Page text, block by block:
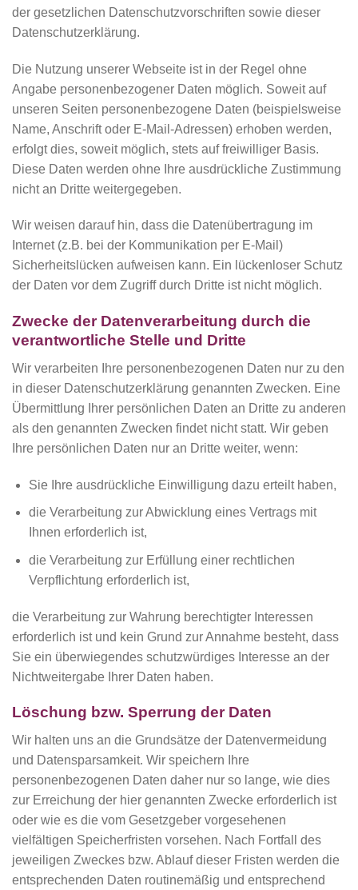
der gesetzlichen Datenschutzvorschriften sowie dieser
Datenschutzerklärung.
Die Nutzung unserer Webseite ist in der Regel ohne
Angabe personenbezogener Daten möglich. Soweit auf
unseren Seiten personenbezogene Daten (beispielsweise
Name, Anschrift oder E-Mail-Adressen) erhoben werden,
erfolgt dies, soweit möglich, stets auf freiwilliger Basis.
Diese Daten werden ohne Ihre ausdrückliche Zustimmung
nicht an Dritte weitergegeben.
Wir weisen darauf hin, dass die Datenübertragung im
Internet (z.B. bei der Kommunikation per E-Mail)
Sicherheitslücken aufweisen kann. Ein lückenloser Schutz
der Daten vor dem Zugriff durch Dritte ist nicht möglich.
Zwecke der Datenverarbeitung durch die
verantwortliche Stelle und Dritte
Wir verarbeiten Ihre personenbezogenen Daten nur zu den
in dieser Datenschutzerklärung genannten Zwecken. Eine
Übermittlung Ihrer persönlichen Daten an Dritte zu anderen
als den genannten Zwecken findet nicht statt. Wir geben
Ihre persönlichen Daten nur an Dritte weiter, wenn:
Sie Ihre ausdrückliche Einwilligung dazu erteilt haben,
die Verarbeitung zur Abwicklung eines Vertrags mit
Ihnen erforderlich ist,
die Verarbeitung zur Erfüllung einer rechtlichen
Verpflichtung erforderlich ist,
die Verarbeitung zur Wahrung berechtigter Interessen
erforderlich ist und kein Grund zur Annahme besteht, dass
Sie ein überwiegendes schutzwürdiges Interesse an der
Nichtweitergabe Ihrer Daten haben.
Löschung bzw. Sperrung der Daten
Wir halten uns an die Grundsätze der Datenvermeidung
und Datensparsamkeit. Wir speichern Ihre
personenbezogenen Daten daher nur so lange, wie dies
zur Erreichung der hier genannten Zwecke erforderlich ist
oder wie es die vom Gesetzgeber vorgesehenen
vielfältigen Speicherfristen vorsehen. Nach Fortfall des
jeweiligen Zweckes bzw. Ablauf dieser Fristen werden die
entsprechenden Daten routinemäßig und entsprechend